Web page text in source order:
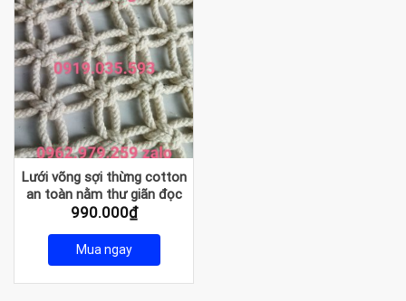
Lưới võng sợi thừng cotton
an toàn nằm thư giãn đọc
sách
990.000₫
Mua ngay